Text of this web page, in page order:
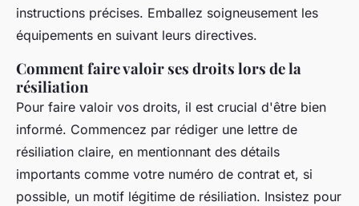
instructions précises. Emballez soigneusement les
équipements en suivant leurs directives.
Comment faire valoir ses droits lors de la
résiliation
Pour faire valoir vos droits, il est crucial d'être bien
informé. Commencez par rédiger une lettre de
résiliation claire, en mentionnant des détails
importants comme votre numéro de contrat et, si
possible, un motif légitime de résiliation. Insistez pour